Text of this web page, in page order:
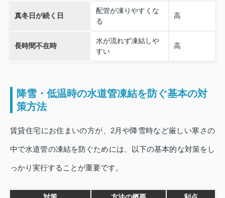
真冬日が続く日
配管が凍りやすくな
る
高
長時間不在時
水が流れず凍結しや
すい
高
降雪・低温時の水道管凍結を防ぐ基本の対
策方法
賃貸住宅にお住まいの方が、2月や降雪時など厳しい寒さの
中で水道管の凍結を防ぐためには、以下の基本的な対策をし
っかり実行することが重要です。